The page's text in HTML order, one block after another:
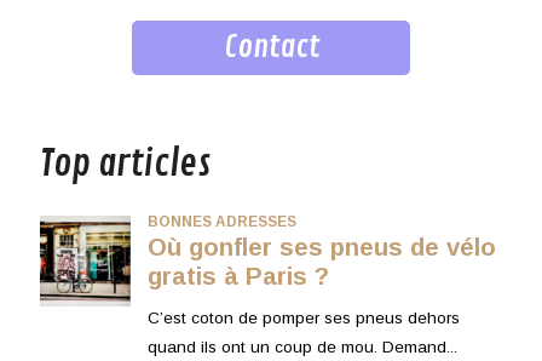
Contact
Top articles